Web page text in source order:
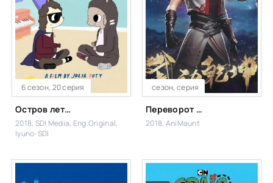
6 сезон, 20 серия
Остров летнего лагеря
2018, SDI Media, Eng.Original,
Iyuno-SDI
сезон, серия
Переворот военного движения
2018, AniMaunt